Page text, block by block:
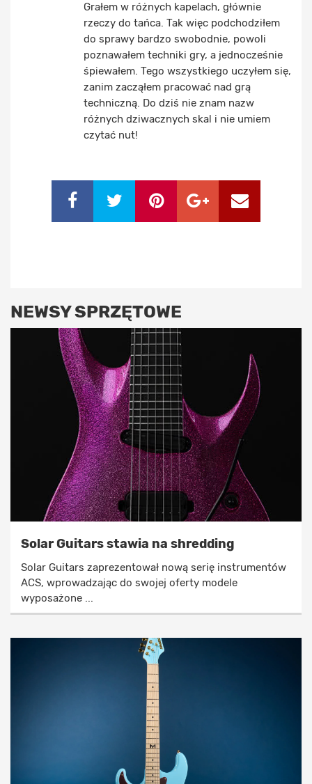
Grałem w różnych kapelach, głównie
rzeczy do tańca. Tak więc podchodziłem
do sprawy bardzo swobodnie, powoli
poznawałem techniki gry, a jednocześnie
śpiewałem. Tego wszystkiego uczyłem się,
zanim zacząłem pracować nad grą
techniczną. Do dziś nie znam nazw
różnych dziwacznych skal i nie umiem
czytać nut!
NEWSY SPRZĘTOWE
Solar Guitars stawia na shredding
Solar Guitars zaprezentował nową serię instrumentów
ACS, wprowadzając do swojej oferty modele
wyposażone ...